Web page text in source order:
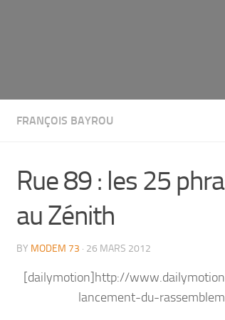
FRANÇOIS BAYROU
Rue 89 : les 25
au Zénith
BY MODEM 73 · 26 MARS 2012
[dailymotion]http://
lancement-du-